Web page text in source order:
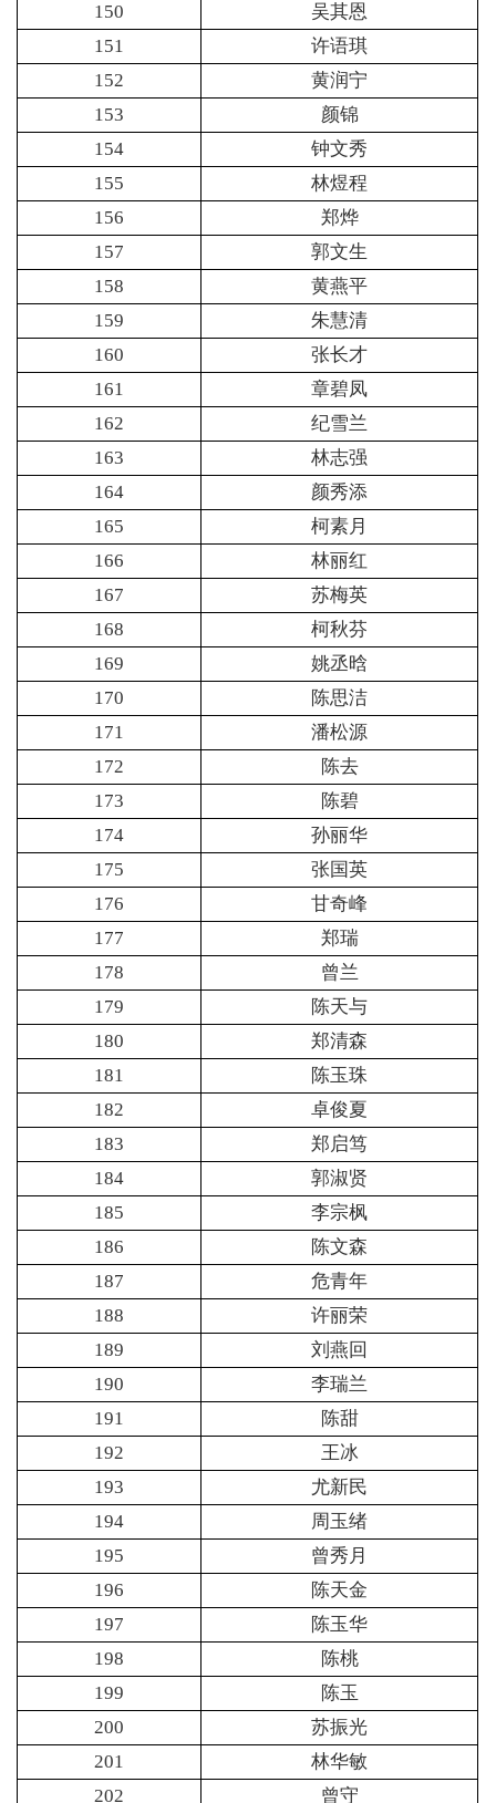
150
吴其恩
151
许语琪
152
黄润宁
153
颜锦
154
钟文秀
155
林煜程
156
郑烨
157
郭文生
158
黄燕平
159
朱慧清
160
张长才
161
章碧凤
162
纪雪兰
163
林志强
164
颜秀添
165
柯素月
166
林丽红
167
苏梅英
168
柯秋芬
169
姚丞晗
170
陈思洁
171
潘松源
172
陈去
173
陈碧
174
孙丽华
175
张国英
176
甘奇峰
177
郑瑞
178
曾兰
179
陈天与
180
郑清森
181
陈玉珠
182
卓俊夏
183
郑启笃
184
郭淑贤
185
李宗枫
186
陈文森
187
危青年
188
许丽荣
189
刘燕回
190
李瑞兰
191
陈甜
192
王冰
193
尤新民
194
周玉绪
195
曾秀月
196
陈天金
197
陈玉华
198
陈桃
199
陈玉
200
苏振光
201
林华敏
202
曾守